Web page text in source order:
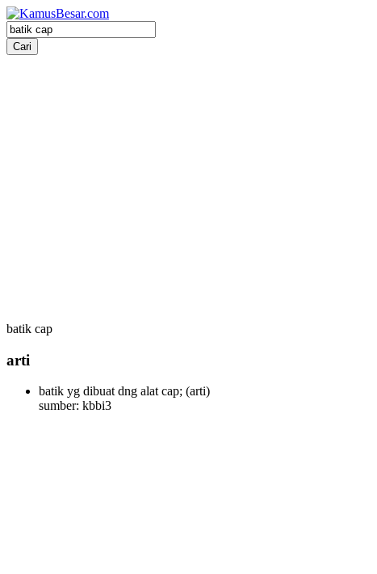
batik cap
arti
batik yg dibuat dng alat cap; (arti)
sumber: kbbi3